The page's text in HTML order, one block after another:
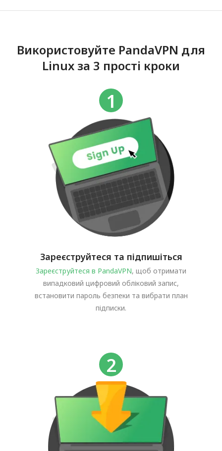
Використовуйте PandaVPN для
Linux за 3 прості кроки
Зареєструйтеся та підпишіться
Зареєструйтеся в PandaVPN, щоб отримати
випадковий цифровий обліковий запис,
встановити пароль безпеки та вибрати план
підписки.